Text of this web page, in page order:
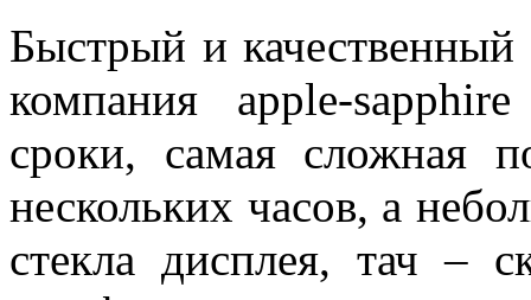
Быстрый и качественный
компания apple-
сроки, самая сложная
нескольких часов, а
стекла дисплея, тач –